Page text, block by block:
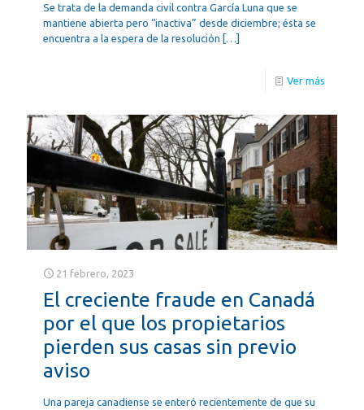
Se trata de la demanda civil contra García Luna que se
mantiene abierta pero “inactiva” desde diciembre; ésta se
encuentra a la espera de la resolución […]
Ver más
21 febrero, 2023
El creciente fraude en Canadá
por el que los propietarios
pierden sus casas sin previo
aviso
Una pareja canadiense se enteró recientemente de que su